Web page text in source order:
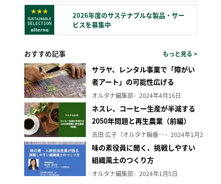
2026年度のサステナブルな製品・サー
ビスを募集中
おすすめ記事 もっと見る >
サラヤ、レンタル事業で「障がい
者アート」の可能性広げる
オルタナ編集部 2024年4月16日
ネスレ、コーヒー生産が半減する
2050年問題と再生農業（前編）
吉田 広子（オルタナ輪番編集長） 2024年1月29日
味の素役員に聞く、挑戦しやすい
組織風土のつくり方
オルタナ編集部 2024年1月5日